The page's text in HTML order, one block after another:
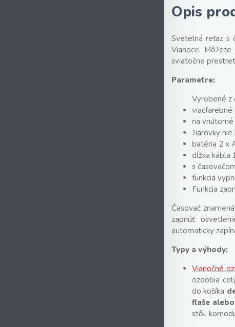
Opis
Svetelná reťaz s
Vianoce.
sviatočne
Parametre:
Vyrobené z
viacfarebné
na
žiarovky
batéria 2 x
dĺžka kábla
s
funkcia
Funkcia
Časovač
zapnúť
automaticky
Typy a výhody:
Vianočné
ozdobia
do košíka
fľaše
stôl,